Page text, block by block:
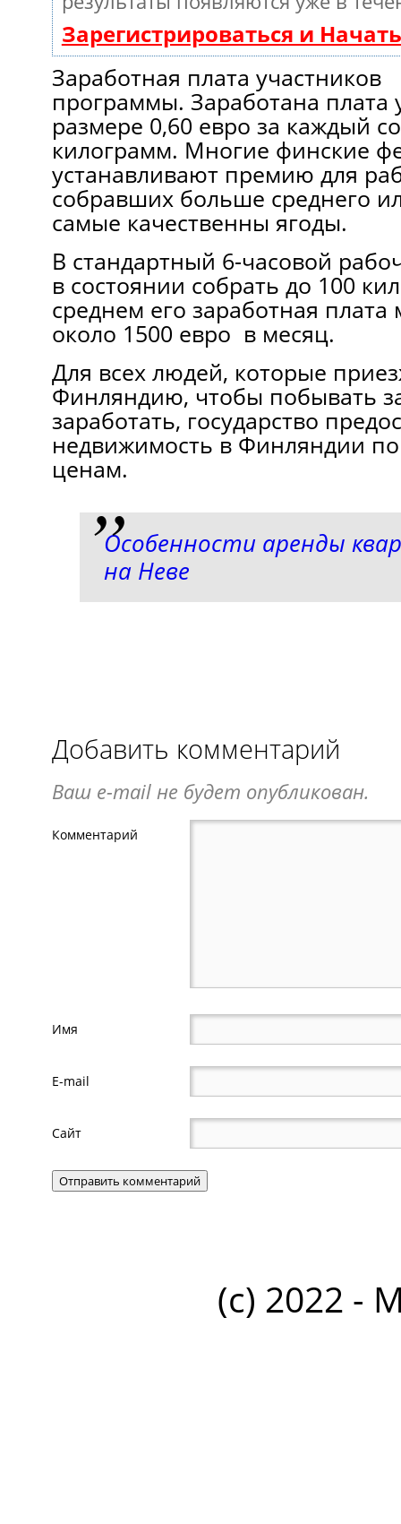
Зарегистрироваться и
Заработная плата участников
программы. Заработана плата
размере 0,60 евро за каждый
килограмм. Многие финские
устанавливают премию для
собравших больше среднего
самые качественны ягоды.
В стандартный 6-часовой
в состоянии собрать до 100
среднем его заработная плата
около 1500 евро в месяц.
Для всех людей, которые
Финляндию, чтобы побывать
заработать, государство
недвижимость в Финляндии
ценам.
Особенности аренды
на Неве
Добавить комментарий
Ваш e-mail не будет опубликован.
Комментарий
Имя
E-mail
Сайт
(c) 2022 -